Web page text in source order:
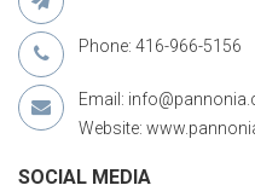
Phone: 416-966-5156
Email:
Website:
SOCIAL MEDIA